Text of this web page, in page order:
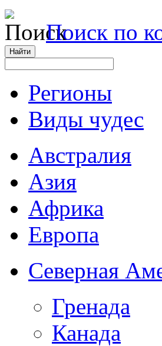
Поиск по
Регионы
Виды чудес
Австралия
Азия
Африка
Европа
Северная
Гренада
Канада